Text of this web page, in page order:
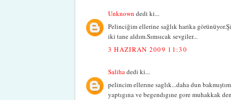
Unknown dedi ki...
Pelinciğim ellerine sağlık harika
iki tane aldım.Sımsıcak sevgiler...
3 HAZIRAN 2009 11:30
Saliha dedi ki...
pelincim ellerıne saglık...daha dun
yaptıgına ve begendıgıne gore muhakkak